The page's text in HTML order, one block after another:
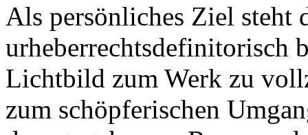
Als persönliches Ziel steht
urheberrechtsdefinitorisch
Lichtbild zum Werk zu
zum schöpferischen